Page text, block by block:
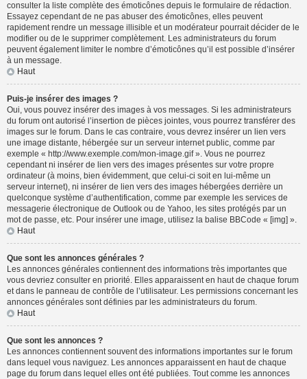
consulter la liste complète des émoticônes depuis le formulaire de rédaction.
Essayez cependant de ne pas abuser des émoticônes, elles peuvent
rapidement rendre un message illisible et un modérateur pourrait décider de le
modifier ou de le supprimer complètement. Les administrateurs du forum
peuvent également limiter le nombre d’émoticônes qu’il est possible d’insérer
à un message.
Haut
Puis-je insérer des images ?
Oui, vous pouvez insérer des images à vos messages. Si les administrateurs
du forum ont autorisé l’insertion de pièces jointes, vous pourrez transférer des
images sur le forum. Dans le cas contraire, vous devrez insérer un lien vers
une image distante, hébergée sur un serveur internet public, comme par
exemple « http://www.exemple.com/mon-image.gif ». Vous ne pourrez
cependant ni insérer de lien vers des images présentes sur votre propre
ordinateur (à moins, bien évidemment, que celui-ci soit en lui-même un
serveur internet), ni insérer de lien vers des images hébergées derrière un
quelconque système d’authentification, comme par exemple les services de
messagerie électronique de Outlook ou de Yahoo, les sites protégés par un
mot de passe, etc. Pour insérer une image, utilisez la balise BBCode « [img] ».
Haut
Que sont les annonces générales ?
Les annonces générales contiennent des informations très importantes que
vous devriez consulter en priorité. Elles apparaissent en haut de chaque forum
et dans le panneau de contrôle de l’utilisateur. Les permissions concernant les
annonces générales sont définies par les administrateurs du forum.
Haut
Que sont les annonces ?
Les annonces contiennent souvent des informations importantes sur le forum
dans lequel vous naviguez. Les annonces apparaissent en haut de chaque
page du forum dans lequel elles ont été publiées. Tout comme les annonces